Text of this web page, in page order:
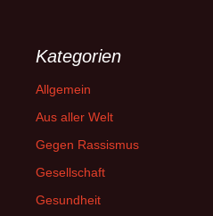
Kategorien
Allgemein
Aus aller Welt
Gegen Rassismus
Gesellschaft
Gesundheit